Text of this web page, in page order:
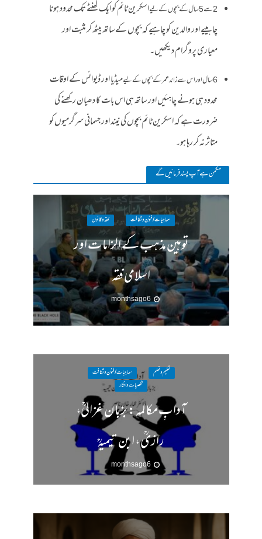
2 سے 5 سال کے بچوں کے لیے
اسکرین ٹائم کو ایک گھنٹے تک محدود ہونا
چاہییے اور والدین کو چاہیے کہ بچوں کےساتھ بیٹھ کر مثبت اور
معیاری پروگرام دیکھیں۔
6 سال اور اس سے زائد عمر کے بچوں کے لیے
میڈیا اور ڈیوائس کے اوقات
محدود ہی ہونے چاہئیں اور ساتھ ہی اس بات کا دھیان رکھنے کی
ضرورت ہے کہ اسکرین ٹائم بچوں کی نیند اور جسمانی سرگرمیوں کو
متاثر نہ کر رہا ہو۔
مکمن ہےآپ پسند فرمائیں گے
سماجیات / فنون وثقافت فقہ وقانون
توہین مذہب کے الزامات اور
اسلامی فقہ
6 months ago
تعلیم و تعلم
سماجیات / فنون وثقافت
شخصیات وافکار
آدابِ مکالمہ : بزبان غزالیؒ،
رازیؒ ، ابن تیمیہؒ
6 months ago